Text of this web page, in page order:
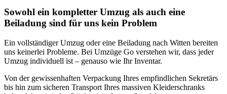
Sowohl ein kompletter Umzug als auch eine
Beiladung sind für uns kein Problem
Ein vollständiger Umzug oder eine Beiladung nach Witten bereiten
uns keinerlei Probleme. Bei Umzüge Go verstehen wir, dass jeder
Umzug individuell ist – genauso wie Ihr Inventar.
Von der gewissenhaften Verpackung Ihres empfindlichen Sekretärs
bis hin zum sicheren Transport Ihres massiven Kleiderschranks